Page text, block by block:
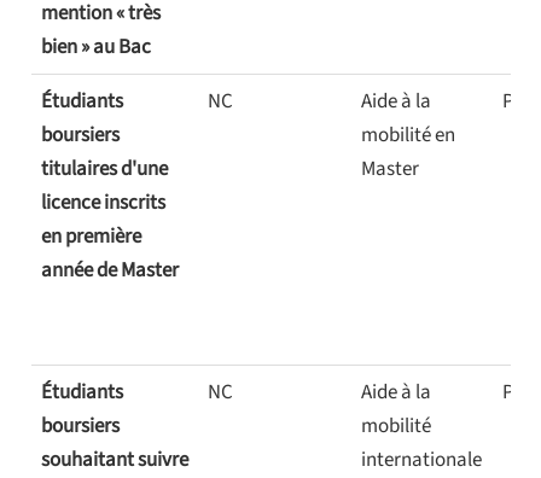
mention « très
bien » au Bac
Étudiants
boursiers
titulaires d'une
licence inscrits
en première
année de Master
NC
Aide à la
mobilité en
Master
Étudiants
boursiers
souhaitant suivre
NC
Aide à la
mobilité
internationale